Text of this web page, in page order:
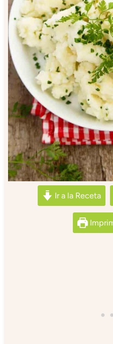
Ir a la Receta